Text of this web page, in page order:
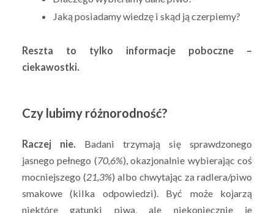
Jaką posiadamy wiedzę i skąd ją czerpiemy?
Reszta to tylko informacje poboczne –
ciekawostki.
Czy lubimy różnorodność?
Raczej nie. Badani trzymają się sprawdzonego
jasnego pełnego (70,6%), okazjonalnie wybierając coś
mocniejszego (21,3%) albo chwytając za radlera/piwo
smakowe (kilka odpowiedzi). Być może kojarzą
niektóre gatunki piwa, ale niekoniecznie je